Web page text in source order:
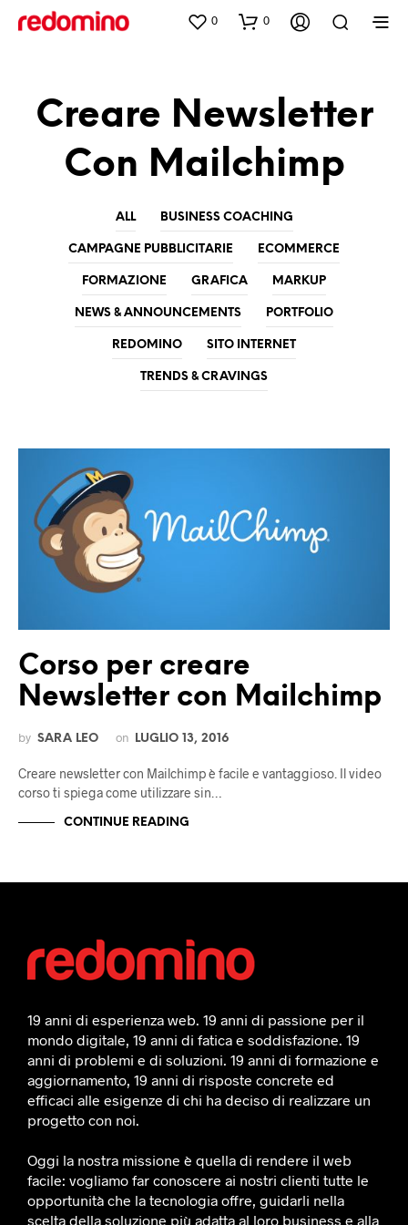
0 0
Creare Newsletter
Con Mailchimp
ALL BUSINESS COACHING
CAMPAGNE PUBBLICITARIE ECOMMERCE
FORMAZIONE GRAFICA MARKUP
NEWS & ANNOUNCEMENTS PORTFOLIO
REDOMINO SITO INTERNET
TRENDS & CRAVINGS
Corso per creare
Newsletter con Mailchimp
by SARA LEO on LUGLIO 13, 2016
Creare newsletter con Mailchimp è facile e vantaggioso. Il video
corso ti spiega come utilizzare sin…
CONTINUE READING
19 anni di esperienza web. 19 anni di passione per il
mondo digitale, 19 anni di fatica e soddisfazione. 19
anni di problemi e di soluzioni. 19 anni di formazione e
aggiornamento, 19 anni di risposte concrete ed
efficaci alle esigenze di chi ha deciso di realizzare un
progetto con noi.
Oggi la nostra missione è quella di rendere il web
facile: vogliamo far conoscere ai nostri clienti tutte le
opportunità che la tecnologia offre, guidarli nella
scelta della soluzione più adatta al loro business e alla